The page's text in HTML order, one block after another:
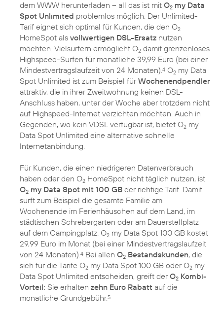
dem WWW herunterladen – all das ist mit O2 my Data
Spot Unlimited problemlos möglich. Der Unlimited-
Tarif eignet sich optimal für Kunden, die den O2
HomeSpot als vollwertigen DSL-Ersatz nutzen
möchten. Vielsurfern ermöglicht O2 damit grenzenloses
Highspeed-Surfen für monatliche 39,99 Euro (bei einer
Mindestvertragslaufzeit von 24 Monaten).4 O2 my Data
Spot Unlimited ist zum Beispiel fürWochenendpendler
attraktiv, die in ihrer Zweitwohnung keinen DSL-
Anschluss haben, unter der Woche aber trotzdem nicht
auf Highspeed-Internet verzichten möchten. Auch in
Gegenden, wo kein VDSL verfügbar ist, bietet O2 my
Data Spot Unlimited eine alternative schnelle
Internetanbindung.
Für Kunden, die einen niedrigeren Datenverbrauch
haben oder den O2 HomeSpot nicht täglich nutzen, ist
O2 my Data Spot mit 100 GB der richtige Tarif. Damit
surft zum Beispiel die gesamte Familie am
Wochenende im Ferienhäuschen auf dem Land, im
städtischen Schrebergarten oder am Dauerstellplatz
auf dem Campingplatz. O2 my Data Spot 100 GB kostet
29,99 Euro im Monat (bei einer Mindestvertragslaufzeit
von 24 Monaten).4 Bei allen O2 Bestandskunden, die
sich für die Tarife O2 my Data Spot 100 GB oder O2 my
Data Spot Unlimited entscheiden, greift derO2 Kombi-
Vorteil: Sie erhalten zehn Euro Rabatt auf die
monatliche Grundgebühr.5